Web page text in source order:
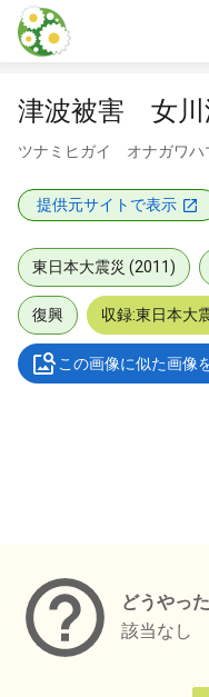
本文に飛ぶ
津波被害 女川
ツナミヒガイ オナガワハ
提供元サイトで表示
東日本大震災 (2011)
復興 収録:東日本大
この画像に似た画像
どうやっ
該当なし